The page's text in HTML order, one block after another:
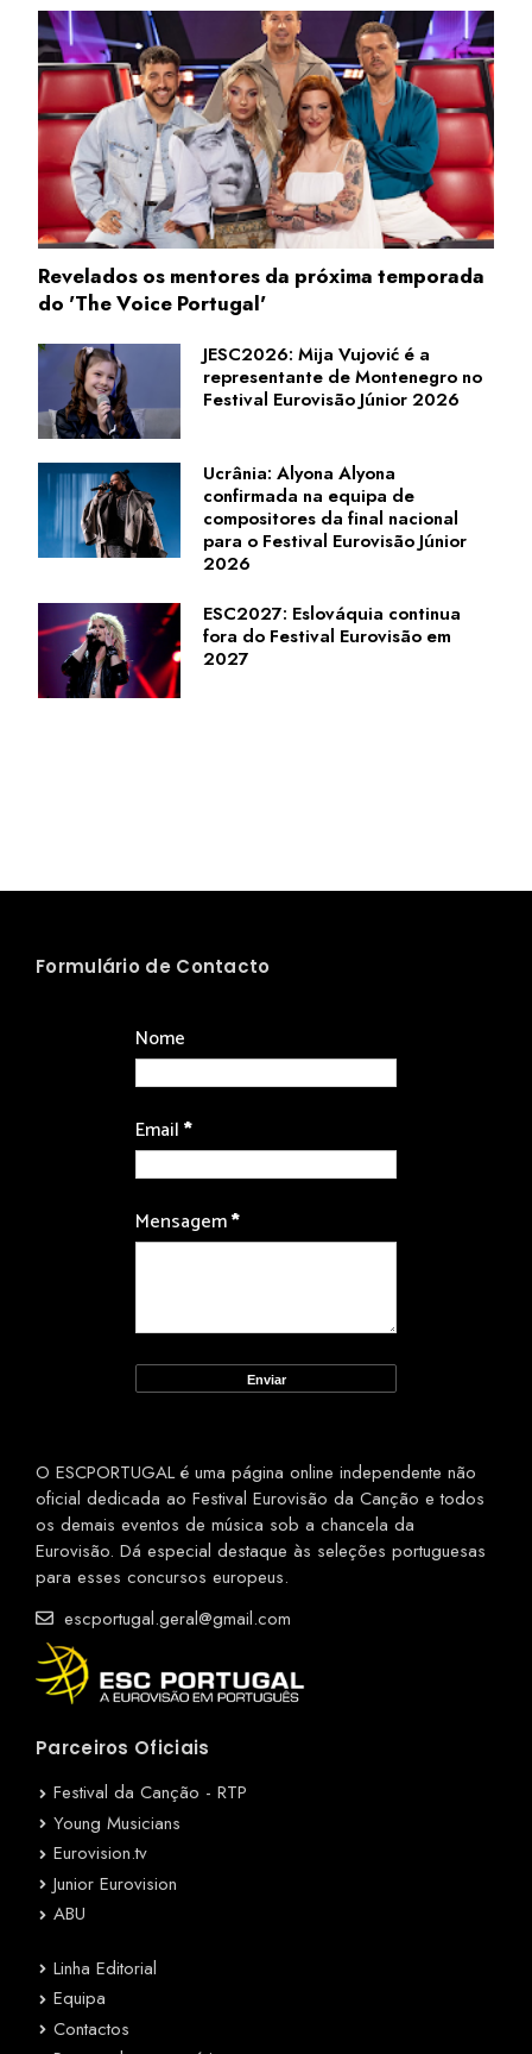
Revelados os mentores da próxima temporada
do 'The Voice Portugal'
JESC2026: Mija Vujović é a
representante de Montenegro no
Festival Eurovisão Júnior 2026
Ucrânia: Alyona Alyona
confirmada na equipa de
compositores da final nacional
para o Festival Eurovisão Júnior
2026
ESC2027: Eslováquia continua
fora do Festival Eurovisão em
2027
Formulário de Contacto
Nome
Email*
Mensagem*
O ESCPORTUGAL é uma página online independente não
oficial dedicada ao Festival Eurovisão da Canção e todos
os demais eventos de música sob a chancela da
Eurovisão. Dá especial destaque às seleções portuguesas
para esses concursos europeus.
escportugal.geral@gmail.com
Parceiros Oficiais
Festival da Canção - RTP
Young Musicians
Eurovision.tv
Junior Eurovision
ABU
Linha Editorial
Equipa
Contactos